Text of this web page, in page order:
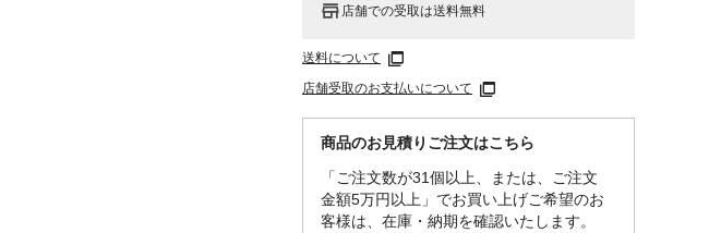
店舗での受取は送料無料
送料について
店舗受取のお支払いについて
商品のお見積りご注文はこちら
「ご注文数が31個以上、または、ご注文
金額5万円以上」でお買い上げご希望のお
客様は、在庫・納期を確認いたします。